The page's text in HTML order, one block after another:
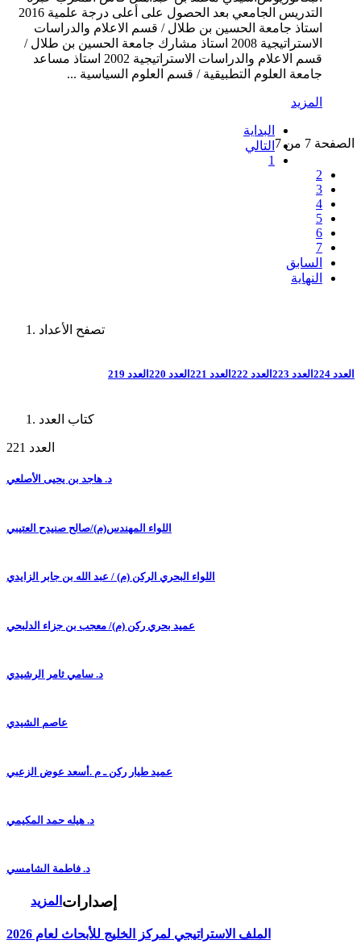
التدريس الجامعي بعد الحصول على أعلى درجة علمية 2016
استاذ جامعة الحسين بن طلال / قسم الاعلام والدراسات
الاستراتيجية 2008 استاذ مشارك جامعة الحسين بن طلال /
قسم الاعلام والدراسات الاستراتيجية 2002 استاذ مساعد
جامعة العلوم التطبيقية / قسم العلوم السياسية ...
المزيد
الصفحة 7 من 7
البداية
التالي
1
2
3
4
5
6
7
السابق
النهاية
تصفح الأعداد
العدد 224 العدد 223 العدد 222 العدد 221 العدد 220 العدد 219
كتاب العدد
العدد 221
د. هاجد بن يحيى الأصلعي
اللواء المهندس(م)/صالح صنيدح العتيبي
اللواء البحري الركن (م) / عبد الله بن جابر الزايدي
عميد بحري ركن (م)/ معجب بن جزاء الدلبحي
د. سامي ثامر الرشيدي
عاصم الشيدي
عميد طيار ركن ـ م .أسعد عوض الزعبي
د. هيله حمد المكيمي
د. فاطمة الشامسي
المزيد إصدارات
الملف الاستراتيجي لمركز الخليج للأبحاث لعام 2026